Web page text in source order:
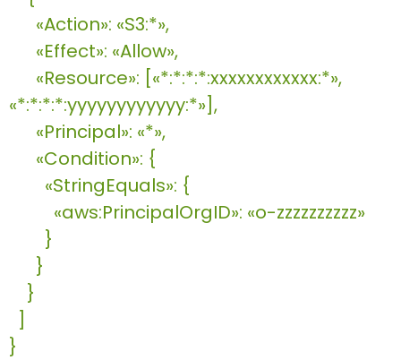
«Action»: «S3:*»,
«Effect»: «Allow»,
«Resource»: [«*:*:*:*:xxxxxxxxxxxx:*»,
«*:*:*:*:yyyyyyyyyyyy:*»],
«Principal»: «*»,
«Condition»: {
«StringEquals»: {
«aws:PrincipalOrgID»: «o-zzzzzzzzzz»
}
}
}
]
}